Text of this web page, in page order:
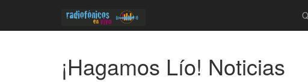
¡Hagamos Lío! Noticias